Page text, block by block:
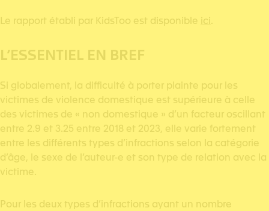
Le rapport établi par KidsToo est disponible ici.
L’ESSENTIEL EN BREF
Si globalement, la difficulté à porter plainte pour les
victimes de violence domestique est supérieure à celle
des victimes de « non domestique » d’un facteur oscillant
entre 2.9 et 3.25 entre 2018 et 2023, elle varie fortement
entre les différents types d’infractions selon la catégorie
d’âge, le sexe de l’auteur-e et son type de relation avec la
victime.
Pour les deux types d’infractions ayant un nombre